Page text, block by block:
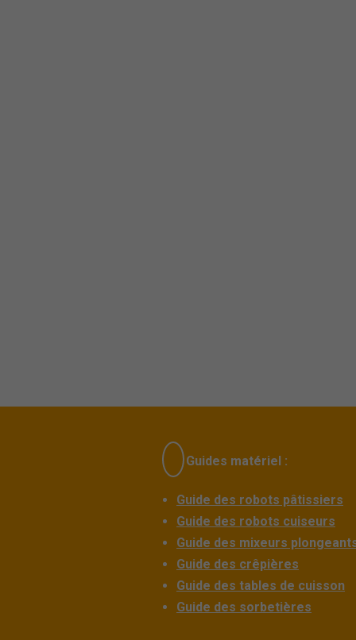
Guides matériel :
Guide des robots pâtissiers
Guide des robots cuiseurs
Guide des mixeurs
Guide des crêpières
Guide des tables de cuisson
Guide des sorbetières